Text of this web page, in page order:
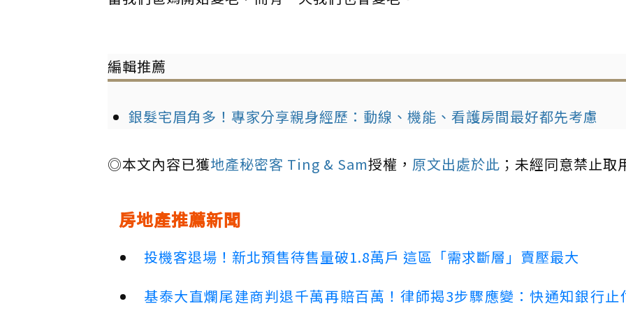
編輯推薦
銀髮宅眉角多！專家分享親身經歷：動線、機能、看護房間最好都先考慮
◎本文內容已獲地產秘密客 Ting & Sam授權， 原文出處於此 ；未經同意禁止取
房地產推薦新聞
投機客退場！新北預售待售量破1.8萬戶 這區「需求斷層」賣壓最大
基泰大直爛尾建商判退千萬再賠百萬！律師揭3步驟應變：快通知銀行止